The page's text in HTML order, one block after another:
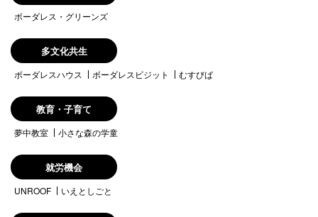
ボーダレス・グリーンズ
多文化共生
ボーダレスハウス ボーダレスビジット むすびば
教育・子育て
夢中教室 小さな森の学童
就労機会
UNROOF いえとしごと